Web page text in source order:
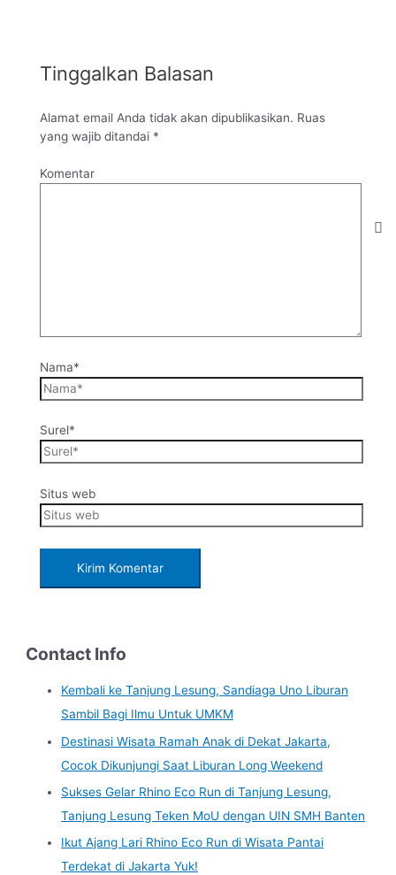
Tinggalkan Balasan
Alamat email Anda tidak akan dipublikasikan. Ruas
yang wajib ditandai *
Komentar
Nama*
Surel*
Situs web
Contact Info
Kembali ke Tanjung Lesung, Sandiaga Uno Liburan
Sambil Bagi Ilmu Untuk UMKM
Destinasi Wisata Ramah Anak di Dekat Jakarta,
Cocok Dikunjungi Saat Liburan Long Weekend
Sukses Gelar Rhino Eco Run di Tanjung Lesung,
Tanjung Lesung Teken MoU dengan UIN SMH Banten
Ikut Ajang Lari Rhino Eco Run di Wisata Pantai
Terdekat di Jakarta Yuk!